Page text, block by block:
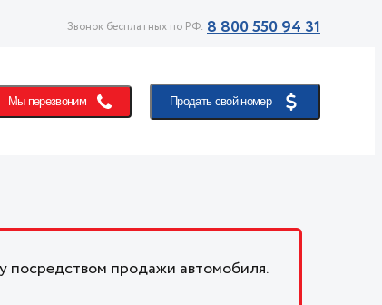
Звонок бесплатных по РФ: 8 800 550 94 31
Мы перезвоним Продать свой номер
посредством продажи автомобиля.